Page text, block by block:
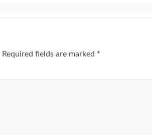
Required fields are marked *